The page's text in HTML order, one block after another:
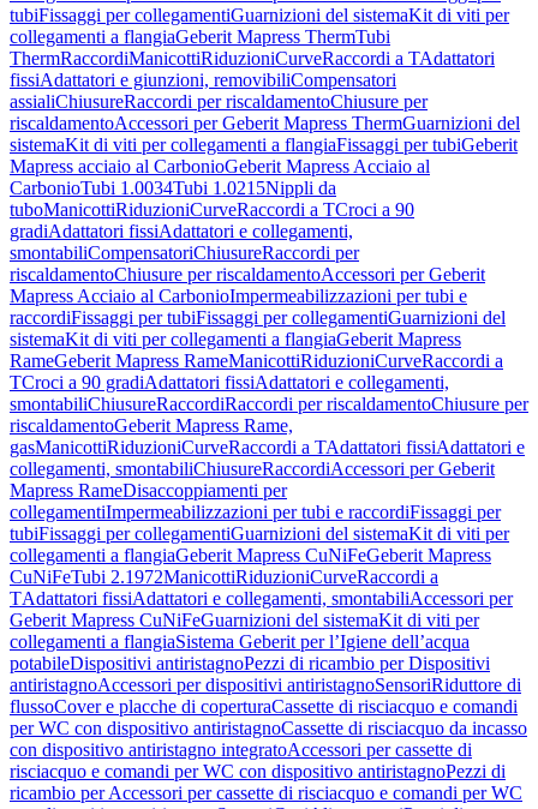
tubiFissaggi per collegamentiGuarnizioni del sistemaKit di viti per
collegamenti a flangiaGeberit Mapress ThermTubi
ThermRaccordiManicottiRiduzioniCurveRaccordi a TAdattatori
fissiAdattatori e giunzioni, removibiliCompensatori
assialiChiusureRaccordi per riscaldamentoChiusure per
riscaldamentoAccessori per Geberit Mapress ThermGuarnizioni del
sistemaKit di viti per collegamenti a flangiaFissaggi per tubiGeberit
Mapress acciaio al CarbonioGeberit Mapress Acciaio al
CarbonioTubi 1.0034Tubi 1.0215Nippli da
tuboManicottiRiduzioniCurveRaccordi a TCroci a 90
gradiAdattatori fissiAdattatori e collegamenti,
smontabiliCompensatoriChiusureRaccordi per
riscaldamentoChiusure per riscaldamentoAccessori per Geberit
Mapress Acciaio al CarbonioImpermeabilizzazioni per tubi e
raccordiFissaggi per tubiFissaggi per collegamentiGuarnizioni del
sistemaKit di viti per collegamenti a flangiaGeberit Mapress
RameGeberit Mapress RameManicottiRiduzioniCurveRaccordi a
TCroci a 90 gradiAdattatori fissiAdattatori e collegamenti,
smontabiliChiusureRaccordiRaccordi per riscaldamentoChiusure per
riscaldamentoGeberit Mapress Rame,
gasManicottiRiduzioniCurveRaccordi a TAdattatori fissiAdattatori e
collegamenti, smontabiliChiusureRaccordiAccessori per Geberit
Mapress RameDisaccoppiamenti per
collegamentiImpermeabilizzazioni per tubi e raccordiFissaggi per
tubiFissaggi per collegamentiGuarnizioni del sistemaKit di viti per
collegamenti a flangiaGeberit Mapress CuNiFeGeberit Mapress
CuNiFeTubi 2.1972ManicottiRiduzioniCurveRaccordi a
TAdattatori fissiAdattatori e collegamenti, smontabiliAccessori per
Geberit Mapress CuNiFeGuarnizioni del sistemaKit di viti per
collegamenti a flangiaSistema Geberit per l’Igiene dell’acqua
potabileDispositivi antiristagnoPezzi di ricambio per Dispositivi
antiristagnoAccessori per dispositivi antiristagnoSensoriRiduttore di
flussoCover e placche di coperturaCassette di risciacquo e comandi
per WC con dispositivo antiristagnoCassette di risciacquo da incasso
con dispositivo antiristagno integratoAccessori per cassette di
risciacquo e comandi per WC con dispositivo antiristagnoPezzi di
ricambio per Accessori per cassette di risciacquo e comandi per WC